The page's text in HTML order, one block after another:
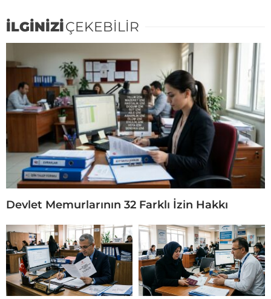
İLGİNİZİÇEKEBİLİR
Devlet Memurlarının 32 Farklı İzin Hakkı